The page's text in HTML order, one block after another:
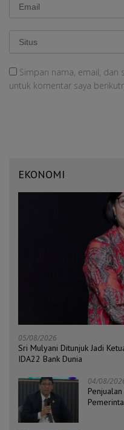
Simpan nama, email, dan
untuk komentar saya
EKONOMI
05/08/2026
Sri Mulyani Ditunjuk Jadi
IDA22 Bank Dunia
04/08/